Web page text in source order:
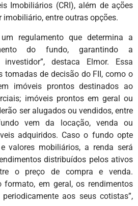
Imobiliários (CRI), além de ações
entre outras opções.
regulamento que determina a
do fundo, garantindo a
destaca Elmor. Essa
tomadas de decisão do FII, como o
imóveis prontos destinados ao
imóveis prontos em geral ou
ser alugados ou vendidos, entre
vem da locação, venda ou
adquiridos. Caso o fundo opte
valores mobiliários, a renda será
distribuídos pelos ativos
o preço de compra e venda.
formato, em geral, os rendimentos
aos seus cotistas”,